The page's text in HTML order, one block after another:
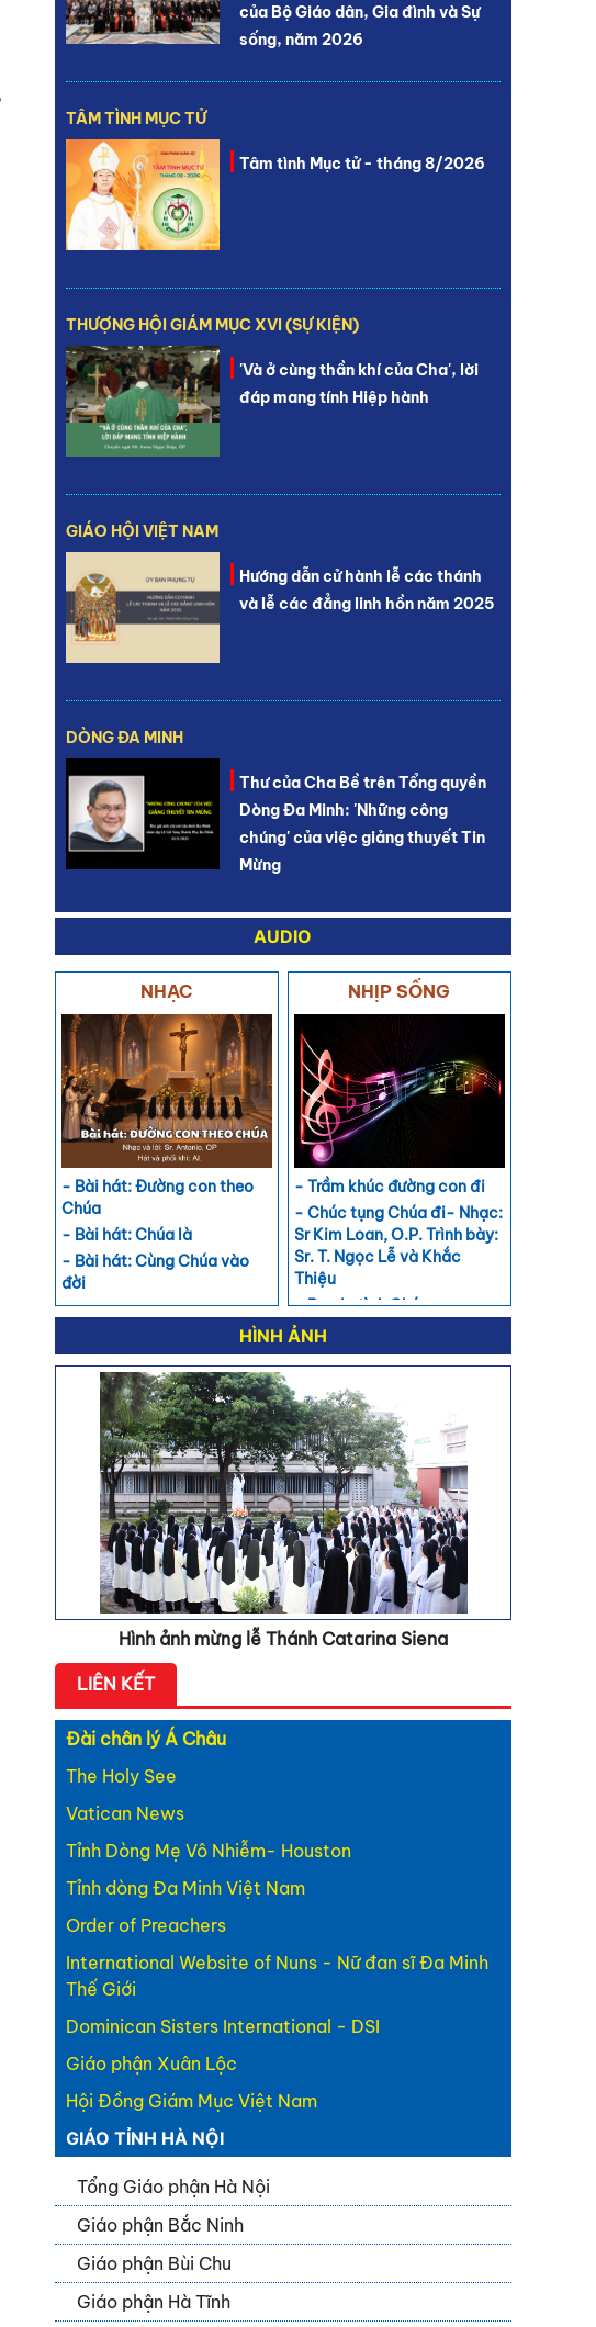
của Bộ Giáo dân, Gia đình và Sự
sống, năm 2026
TÂM TÌNH MỤC TỬ
Tâm tình Mục tử - tháng 8/2026
THƯỢNG HỘI GIÁM MỤC XVI (SỰ KIỆN)
'Và ở cùng thần khí của Cha', lời
đáp mang tính Hiệp hành
GIÁO HỘI VIỆT NAM
Hướng dẫn cử hành lễ các thánh
và lễ các đẳng linh hồn năm 2025
DÒNG ĐA MINH
Thư của Cha Bề trên Tổng quyền
Dòng Đa Minh: 'Những công
chúng' của việc giảng thuyết Tin
Mừng
AUDIO
NHẠC
- Bài hát: Đường con theo
Chúa
- Bài hát: Chúa là
- Bài hát: Cùng Chúa vào
đời
- Bài hát: Hành khúc lên
- Bài hát: Khúc ca Kim
Khánh
- Bài hát: Gương thánh
Catarina
- Bài hát: Catarina - người
môn đệ thừa sai
- Bài hát: Catarina - Ngôn
sứ tình yêu
- Bên Chúa
- Cùng Chúa vào đời
NHỊP SỐNG
- Trầm khúc đường con đi
- Chúc tụng Chúa đi- Nhạc:
Sr Kim Loan, O.P. Trình bày:
Sr. T. Ngọc Lễ và Khắc
Thiệu
- Bao la tình Chúa
HÌNH ẢNH
Hình ảnh mừng lễ Thánh Catarina Siena
LIÊN KẾT
Đài chân lý Á Châu
The Holy See
Vatican News
Tỉnh Dòng Mẹ Vô Nhiễm- Houston
Tỉnh dòng Đa Minh Việt Nam
Order of Preachers
International Website of Nuns - Nữ đan sĩ Đa Minh
Thế Giới
Dominican Sisters International - DSI
Giáo phận Xuân Lộc
Hội Đồng Giám Mục Việt Nam
GIÁO TỈNH HÀ NỘI
Tổng Giáo phận Hà Nội
Giáo phận Bắc Ninh
Giáo phận Bùi Chu
Giáo phận Hà Tĩnh